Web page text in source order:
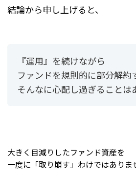
結論から申し上げると、
『運用』を続けながら
ファンドを規則的に部分解約
そんなに心配し過ぎることは
大きく目減りしたファンド資産を
一度に「取り崩す」わけではありま